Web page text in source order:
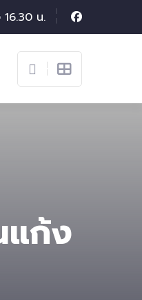
น.
แก้ง